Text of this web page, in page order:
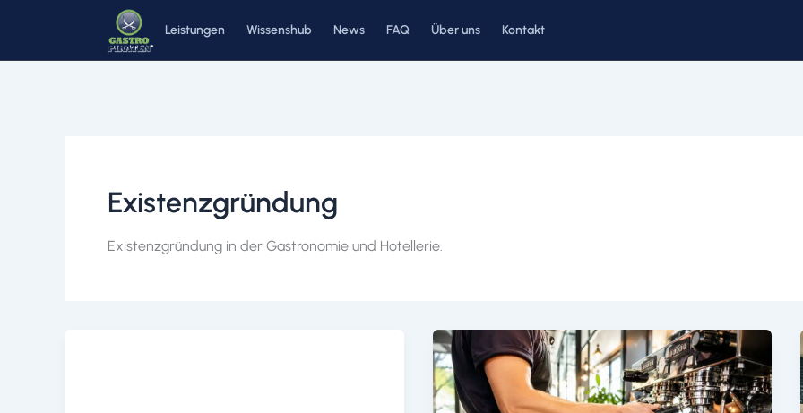
springen
Leistungen Wissenshub News FAQ Über uns Kontakt
Existenzgründung
Existenzgründung in der Gastronomie und Hotellerie.